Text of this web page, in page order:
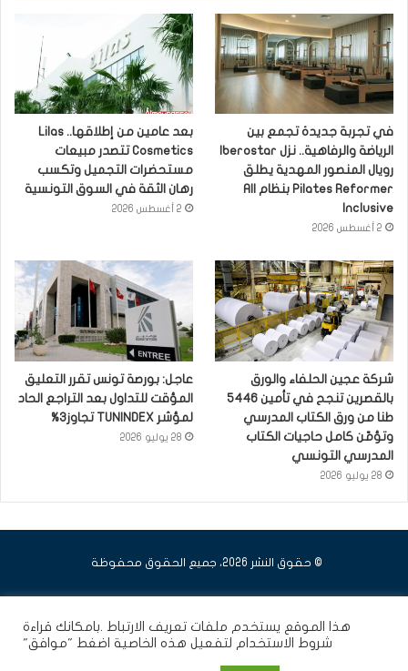
في تجربة جديدة تجمع بين
رويال المنصور المهدية يطلق
Pilates Reformer بنظام All
Inclusive
2 أغسطس 2026
بعد عامين من إطلاقها.. Lilas
Cosmetics تتصدر مبيعات
مستحضرات التجميل وتكسب
رهان الثقة في السوق التونسية
2 أغسطس 2026
شركة عجين الحلفاء والورق
بالقصرين تنجح في تأمين 5446
طنا من ورق الكتاب المدرسي
وتؤمّن كامل حاجيات الكتاب
المدرسي التونسي
28 يوليو 2026
عاجل: بورصة تونس تقرر التعليق
المؤقت للتداول بعد التراجع الحاد
لمؤشر TUNINDEX تجاوز3%
28 يوليو 2026
© حقوق النشر 2026، جميع الحقوق محفوظة
هذا الموقع يستخدم ملفات تعريف الارتباط .بامكانك قراءة
شروط الاستخدام لتفعيل هذه الخاصية اضغط "موافق"